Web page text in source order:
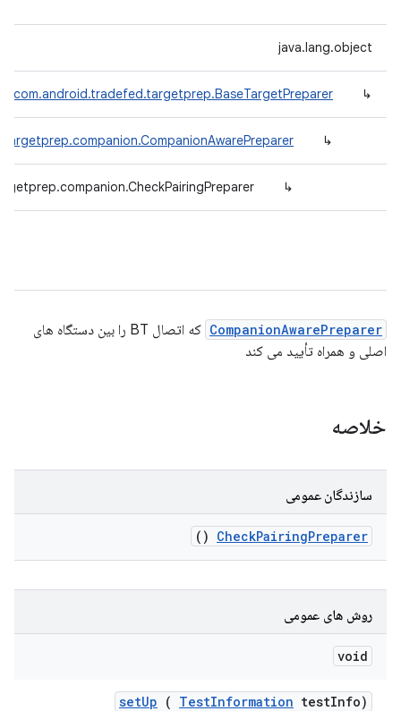
java.lang.object
↳
com.android.tradefed.targetprep.BaseTargetPreparer
↳
↳
CompanionAwarePreparer
که اتصال BT را بین دستگاه های
اصلی و همراه تأیید می کند
خلاصه
سازندگان عمومی
CheckPairingPreparer
()
روش های عمومی
void
setUp ( TestInformation testInfo)